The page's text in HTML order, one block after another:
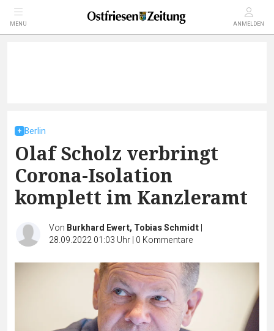
MENÜ ANMELDEN
Berlin
Olaf Scholz verbringt
Corona-Isolation
komplett im Kanzleramt
Von Burkhard Ewert, Tobias Schmidt|
28.09.2022 01:03 Uhr| 0 Kommentare